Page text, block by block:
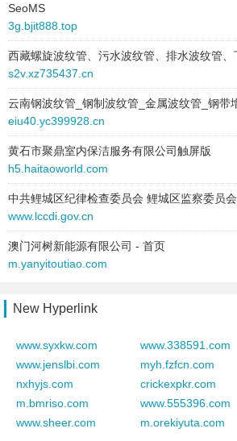
type: text
text: 淄博金英商贸有限公司
link: www.rhhcm.com
behavior:
follow
2025-10-04 to 2025-10-04
type:
text: 延安棉纺一厂有限公司
link: www.yanmian1.com
2025-10-04 to 2025-10-04
type: text
text: 北京隆兴达吸音板厂
type: text
text: 阳泉市盛合弘信息技术有限公司
link: www.2lkdj.cn
behavior:
follow
type:
text: 福州礼方斋工艺品有限公司
behavior:
follow
2026-01-08 to 2026-01-08
site: sywl365.com
type: text
text: 福州礼方斋工艺品有限公司
link: www.fzlfzgyp.com
behavior:
follow
2025-12-28 to 2025-12-28
site: www.nejkj.com
type: text
link: www.fzlfzgyp.com
2025-12-27 to 2025-12-27
site:
www.duojukejiwang.com
type:
福州礼方斋工艺品有限公司
SeoMS
3g.bjit888.top
s2v.xz735437.cn
eiu40.yc399928.cn
黄石市聚鼎室内保洁服务有限公司触屏版
h5.haitaoworld.com
中共鲤城区纪律检查委员会 鲤城区监察委员会
www.lccdi.gov.cn
澳门河树新能源有限公司 - 首页
m.yanyitoutiao.com
New Hyperlink
www.syxkw.com
www.338591.com
www.jenslbi.com
myh.fzfcn.com
nxhyjs.com
crickexpkr.com
m.bmriso.com
www.555396.com
www.sheer.com
m.orekiyuta.com